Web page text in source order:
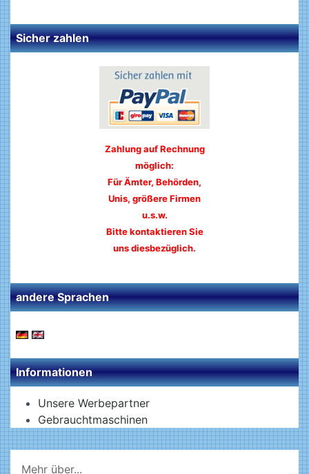
Sicher zahlen
Zahlung auf Rechnung
möglich:
Für Ämter, Behörden,
Unis, größere Firmen
u.s.w.
Bitte kontaktieren Sie
uns diesbezüglich.
andere Sprachen
Informationen
Unsere Werbepartner
Gebrauchtmaschinen
Mehr über...